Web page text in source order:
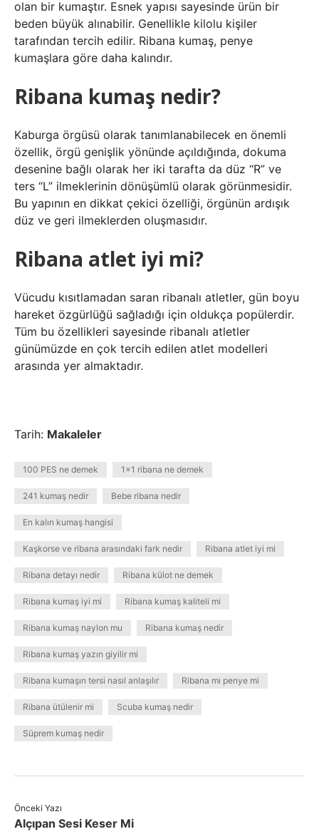
olan bir kumaştır. Esnek yapısı sayesinde ürün bir
beden büyük alınabilir. Genellikle kilolu kişiler
tarafından tercih edilir. Ribana kumaş, penye
kumaşlara göre daha kalındır.
Ribana kumaş nedir?
Kaburga örgüsü olarak tanımlanabilecek en önemli
özellik, örgü genişlik yönünde açıldığında, dokuma
desenine bağlı olarak her iki tarafta da düz “R” ve
ters “L” ilmeklerinin dönüşümlü olarak görünmesidir.
Bu yapının en dikkat çekici özelliği, örgünün ardışık
düz ve geri ilmeklerden oluşmasıdır.
Ribana atlet iyi mi?
Vücudu kısıtlamadan saran ribanalı atletler, gün boyu
hareket özgürlüğü sağladığı için oldukça popülerdir.
Tüm bu özellikleri sayesinde ribanalı atletler
günümüzde en çok tercih edilen atlet modelleri
arasında yer almaktadır.
Tarih: Makaleler
100 PES ne demek 1x1 ribana ne demek
241 kumaş nedir Bebe ribana nedir
En kalın kumaş hangisi
Kaşkorse ve ribana arasındaki fark nedir Ribana atlet iyi mi
Ribana detayı nedir Ribana külot ne demek
Ribana kumaş iyi mi Ribana kumaş kaliteli mi
Ribana kumaş naylon mu Ribana kumaş nedir
Ribana kumaş yazın giyilir mi
Ribana kumaşın tersi nasıl anlaşılır Ribana mı penye mi
Ribana ütülenir mi Scuba kumaş nedir
Süprem kumaş nedir
Önceki Yazı
Alçıpan Sesi Keser Mi